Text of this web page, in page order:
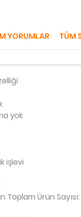
YORUMLAR TÜM
yok
işlevi
Ürün Sayısı: